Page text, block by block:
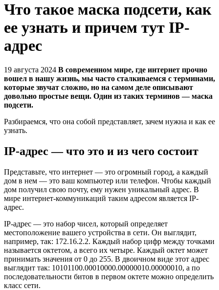
Что такое маска подсети, как
ее узнать и причем тут IP-
адрес
19 августа 2024 В современном мире, где интернет прочно
вошел в нашу жизнь, мы часто сталкиваемся с терминами,
которые звучат сложно, но на самом деле описывают
довольно простые вещи. Один из таких терминов — маска
подсети.
Разбираемся, что она собой представляет, зачем нужна и как ее
узнать.
IP-адрес — что это и из чего состоит
Представьте, что интернет — это огромный город, а каждый
дом в нем — это ваш компьютер или телефон. Чтобы каждый
дом получил свою почту, ему нужен уникальный адрес. В
мире интернет-коммуникаций таким адресом является IP-
адрес.
IP-адрес — это набор чисел, который определяет
местоположение вашего устройства в сети. Он выглядит,
например, так: 172.16.2.2. Каждый набор цифр между точками
называется октетом, а всего их четыре. Каждый октет может
принимать значения от 0 до 255. В двоичном виде этот адрес
выглядит так: 10101100.00010000.00000010.00000010, а по
последовательности битов в первом октете можно определить
класс сети.